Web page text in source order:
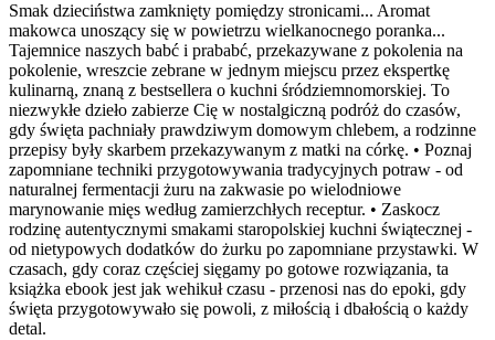
Smak dzieciństwa zamknięty pomiędzy stronicami... Aromat
makowca unoszący się w powietrzu wielkanocnego poranka...
Tajemnice naszych babć i prababć, przekazywane z pokolenia na
pokolenie, wreszcie zebrane w jednym miejscu przez ekspertkę
kulinarną, znaną z bestsellera o kuchni śródziemnomorskiej. To
niezwykłe dzieło zabierze Cię w nostalgiczną podróż do czasów,
gdy święta pachniały prawdziwym domowym chlebem, a rodzinne
przepisy były skarbem przekazywanym z matki na córkę. • Poznaj
zapomniane techniki przygotowywania tradycyjnych potraw - od
naturalnej fermentacji żuru na zakwasie po wielodniowe
marynowanie mięs według zamierzchłych receptur. • Zaskocz
rodzinę autentycznymi smakami staropolskiej kuchni świątecznej -
od nietypowych dodatków do żurku po zapomniane przystawki. W
czasach, gdy coraz częściej sięgamy po gotowe rozwiązania, ta
książka ebook jest jak wehikuł czasu - przenosi nas do epoki, gdy
święta przygotowywało się powoli, z miłością i dbałością o każdy
detal.